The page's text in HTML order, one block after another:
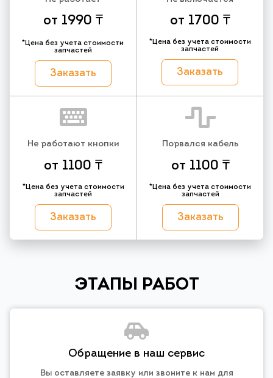
от 1990 ₸
*Цена без учета стоимости
запчастей
Заказать
от 1700 ₸
*Цена без учета стоимости
запчастей
Заказать
Не работают кнопки
от 1100 ₸
*Цена без учета стоимости
запчастей
Заказать
Порвался кабель
от 1100 ₸
*Цена без учета стоимости
запчастей
Заказать
ЭТАПЫ РАБОТ
Обращение в наш сервис
Вы оставляете заявку или звоните к нам для